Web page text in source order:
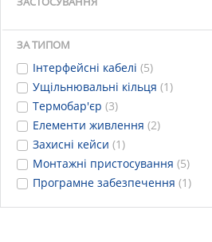
ЗА ТИПОМ
Інтерфейсні кабелі (5)
Ущільнювальні кільця (1)
Термобар'єр (3)
Елементи живлення (2)
Захисні кейси (1)
Монтажні пристосування (5)
Програмне забезпечення (1)